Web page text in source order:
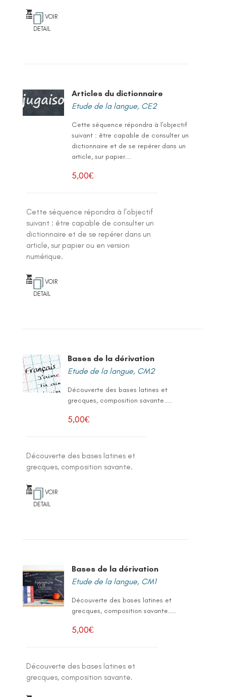
VOIR
DETAIL
Articles du dictionnaire
Etude de la langue, CE2
Cette séquence répondra à l'objectif
suivant : être capable de consulter un
dictionnaire et de se repérer dans un
article, sur papier...
5,00€
Cette séquence répondra à l'objectif
suivant : être capable de consulter un
dictionnaire et de se repérer dans un
article, sur papier ou en version
numérique.
VOIR
DETAIL
Bases de la dérivation
Etude de la langue, CM2
Découverte des bases latines et
grecques, composition savante....
5,00€
Découverte des bases latines et
grecques, composition savante.
VOIR
DETAIL
Bases de la dérivation
Etude de la langue, CM1
Découverte des bases latines et
grecques, composition savante....
5,00€
Découverte des bases latines et
grecques, composition savante.